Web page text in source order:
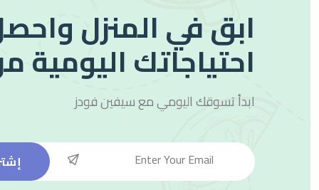
ابق في المنزل
احتياجاتك اليومية
ابدأ تسوقك اليومي معسيفين فودز